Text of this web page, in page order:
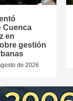
Cuenca
en
gestión
de 2026